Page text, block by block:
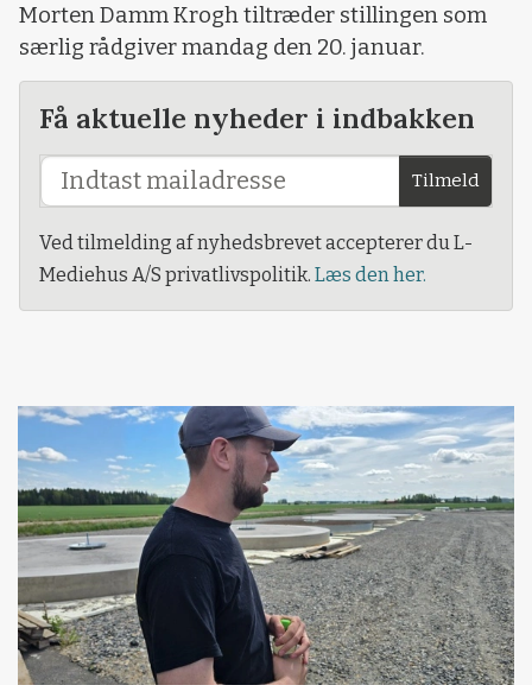
Morten Damm Krogh tiltræder stillingen som
særlig rådgiver mandag den 20. januar.
Få aktuelle nyheder i indbakken
Tilmeld
Ved tilmelding af nyhedsbrevet accepterer du L-
Mediehus A/S privatlivspolitik. Læs den her.